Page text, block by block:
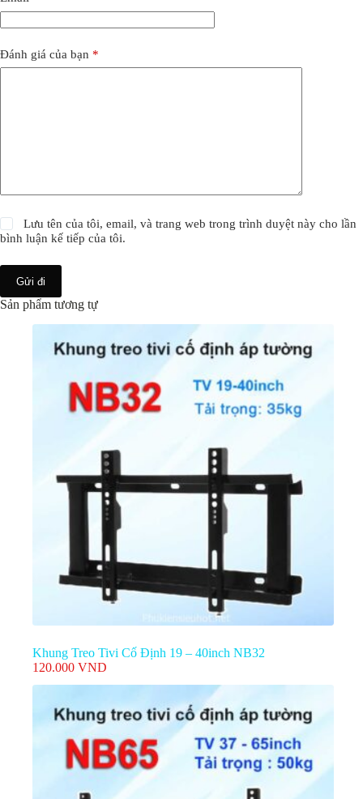
Đánh giá của bạn *
Lưu tên của tôi, email, và trang web trong trình duyệt này cho lần
bình luận kế tiếp của tôi.
Gửi đi
Sản phẩm tương tự
Khung Treo Tivi Cố Định 19 – 40inch NB32
120.000 VND